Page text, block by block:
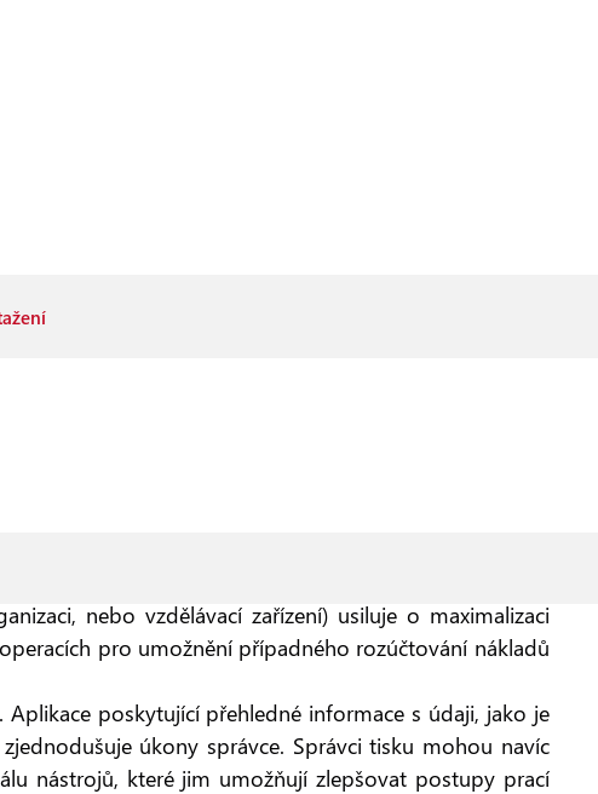
nebo vzdělávací zařízení) usiluje o maximalizaci
pro umožnění případného rozúčtování nákladů
poskytující přehledné informace s údaji, jako je
úkony správce. Správci tisku mohou navíc
nástrojů, které jim umožňují zlepšovat postupy prací